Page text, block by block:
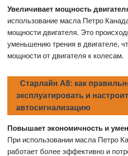
Увеличивает мощность
использование масла Петро
мощности двигателя. Это
уменьшению трения в двигателе,
мощности от двигателя к колесам.
Старлайн А8: как
эксплуатировать и
автосигнализацию
Повышает экономичность и
При использовании масла Петро
работает более эффективно и